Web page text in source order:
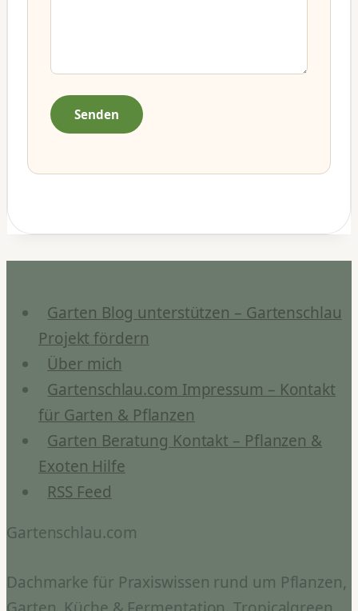
Garten Blog unterstützen – Gartenschlau
Projekt fördern
Über mich
Gartenschlau.com Impressum – Kontakt
für Garten & Pflanzen
Garten Beratung Kontakt – Pflanzen &
Exoten Hilfe
RSS Feed
Gartenschlau.com
Dachmarke für Praxiswissen rund um Pflanzen,